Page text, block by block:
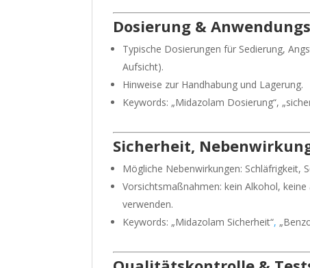
Dosierung &
Typische Dosierungen für Sedierung,
Aufsicht).
Hinweise zur Handhabung und Lagerung.
Keywords: „Midazolam Dosierung“,
Sicherheit,
Mögliche Nebenwirkungen: Schläfrigkeit,
Vorsichtsmaßnahmen: kein Alkohol,
verwenden.
Keywords: „Midazolam Sicherheit“,